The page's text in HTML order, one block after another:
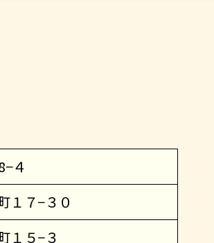
４
１７−３０
１５−３